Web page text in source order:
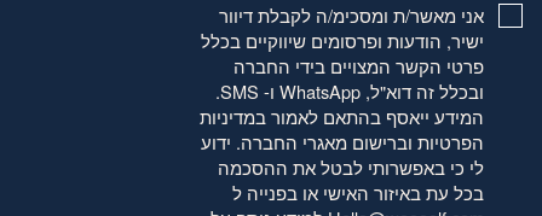
אני מאשר/ת ומסכימ/ה לקבלת דיוור
ישיר, הודעות ופרסומים שיווקיים בכלל
פרטי הקשר המצויים בידי החברה
ובכלל זה דוא"ל, WhatsApp ו- SMS.
המידע ייאסף בהתאם לאמורבמדיניות
הפרטיותוברישום מאגרי החברה. ידוע
לי כי באפשרותי לבטל את ההסכמה
בכל עת באיזור האישי או בפנייה ל